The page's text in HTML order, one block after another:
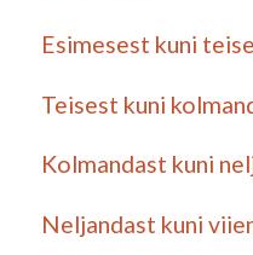
Esimesest kuni
Teisest kuni
Kolmandast kuni
Neljandast kuni